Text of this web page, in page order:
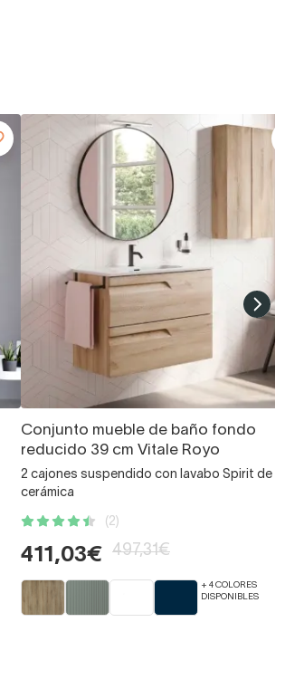
Conjunto mueble de baño fondo
reducido 39 cm Vitale Royo
2 cajones suspendido con lavabo Spirit de
cerámica
(2)
411,03€ 497,31€
+ 4 COLORES
DISPONIBLES